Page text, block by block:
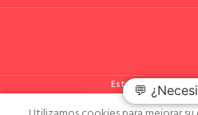
Esto es pla! 2023
💬